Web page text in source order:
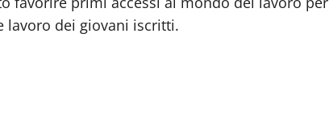
lavoro dei giovani iscritti.